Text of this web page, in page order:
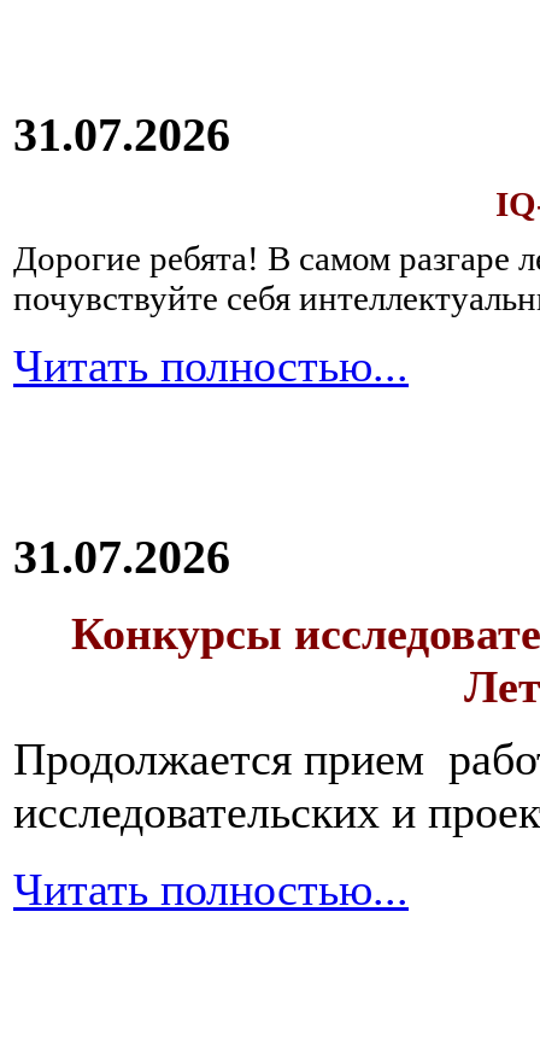
31.07.2026
Дорогие ребята! В самом разгаре
почувствуйте себя
Читать полностью...
31.07.2026
Конкурсы
Продолжается прием
исследовательских и
Читать полностью...